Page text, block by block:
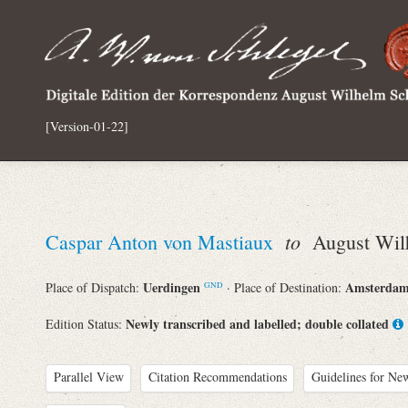
[Version-01-22]
Caspar Anton von Mastiaux to August
Place of Dispatch: Uerdingen GND · Place of Destination:
Edition Status: Newly transcribed and labelled; double collated
Parallel View Citation Recommendations Guidelines for